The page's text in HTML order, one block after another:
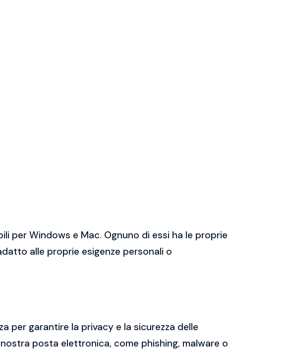
per Windows e Mac. Ognuno di essi ha le proprie
alle proprie esigenze personali o
per garantire la privacy e la sicurezza delle
posta elettronica, come phishing, malware o